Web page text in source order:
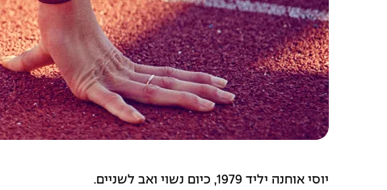
יוסי אוחנה יליד 1979, כיום נשוי ואב לשניים.